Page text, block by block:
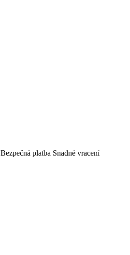
Bezpečná platba Snadné vracení